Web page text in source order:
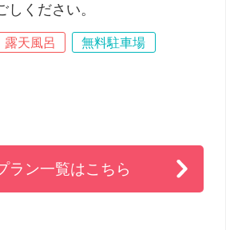
ください。
露天風呂
無料駐車場
ラン一覧はこちら